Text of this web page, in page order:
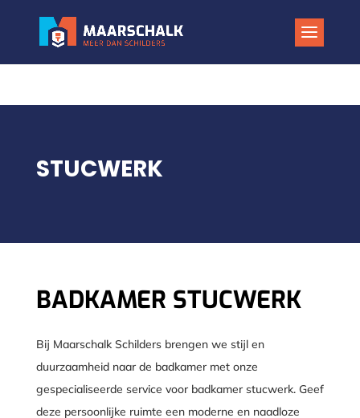
STUCWERK
BADKAMER STUCWERK
Bij Maarschalk Schilders brengen we stijl en
duurzaamheid naar de badkamer met onze
gespecialiseerde service voor badkamer stucwerk. Geef
deze persoonlijke ruimte een moderne en naadloze